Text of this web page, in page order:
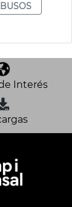
Interés